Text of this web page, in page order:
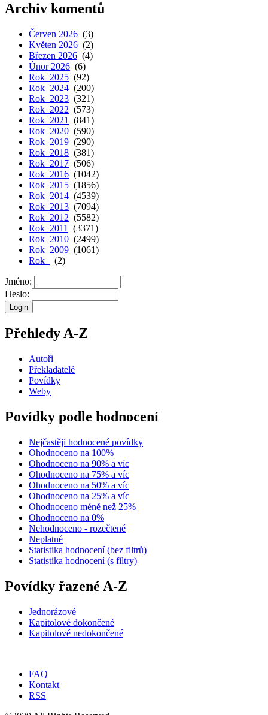
Archiv komentů
Červen 2026 (3)
Květen 2026 (2)
Březen 2026 (4)
Únor 2026 (6)
Rok 2025 (92)
Rok 2024 (200)
Rok 2023 (321)
Rok 2022 (573)
Rok 2021
(841)
Rok 2020 (590)
Rok 2019 (290)
Rok 2018 (381)
Rok 2017 (506)
Rok 2016 (1042)
Rok 2015 (1856)
Rok 2014 (4539)
Rok 2013 (7094)
Rok 2012 (5582)
Rok 2011
(3371)
Rok 2010 (2499)
Rok 2009 (1061)
Rok
(2)
Jméno:
Heslo:
Přehledy A-Z
Autoři
Překladatelé
Povídky
Weby
Povídky podle hodnocení
Nejčastěji hodnocené povídky
Ohodnoceno na 100%
Ohodnoceno na 90% a víc
Ohodnoceno na 75% a víc
Ohodnoceno na 50% a víc
Ohodnoceno na 25% a víc
Ohodnoceno méně než 25%
Ohodnoceno na 0%
Nehodnoceno - rozečtené
Neplatné
Statistika hodnocení (bez filtrů)
Statistika hodnocení (s filtry)
Povídky řazené A-Z
Jednorázové
Kapitolové dokončené
Kapitolové nedokončené
FAQ
Kontakt
RSS